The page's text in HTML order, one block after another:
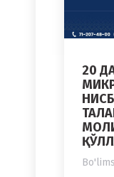
20